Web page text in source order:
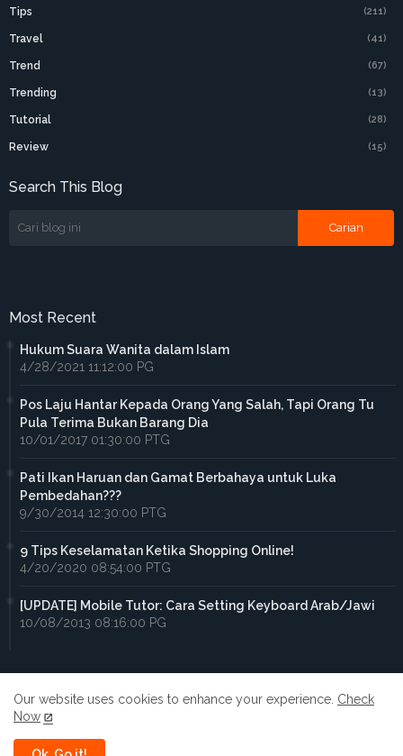
Tips (211)
Travel (41)
Trend (67)
Trending (13)
Tutorial (28)
Review (15)
Search This Blog
Most Recent
Hukum Suara Wanita dalam Islam
4/28/2021 11:12:00 PG
Pos Laju Hantar Kepada Orang Yang Salah, Tapi Orang Tu
Pula Terima Bukan Barang Dia
10/01/2017 01:30:00 PTG
Pati Ikan Haruan dan Gamat Berbahaya untuk Luka
Pembedahan???
9/30/2014 12:30:00 PTG
9 Tips Keselamatan Ketika Shopping Online!
4/20/2020 08:54:00 PTG
[UPDATE] Mobile Tutor: Cara Setting Keyboard Arab/Jawi
10/08/2013 08:16:00 PG
Our website uses cookies to enhance your experience. Check
Now